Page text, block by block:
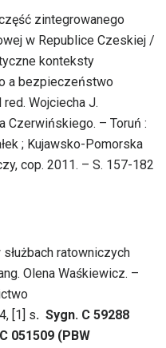
zintegrowanego
w Republice Czeskiej /
konteksty
a bezpieczeństwo
Wojciecha J.
Czerwińskiego. – Toruń :
; Kujawsko-Pomorska
cop. 2011. – S. 157-182
ratowniczych
Olena Waśkiewicz. –
[1] s. Sygn. C 59288
051509 (PBW